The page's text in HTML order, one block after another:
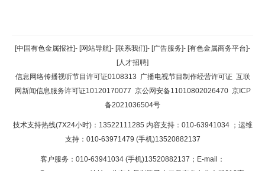
返回顶部
返回首页
[中国有色金属报社]- [网站导航]- [联系我们]- [广告服务]- [有色金属商务平台]-
[人才招聘]
信息网络传播视听节目许可证0108313 广播电视节目制作经营许可证 互联
网新闻信息服务许可证10120170077 京公网安备11010802026470 京ICP
备2021036504号
技术支持热线(7X24小时)：13522111285 内容支持：010-63941034 ；运维
支持：010-63971479 (手机)13520882137
客户服务：010-63941034 (手机)13520882137；E-mail：